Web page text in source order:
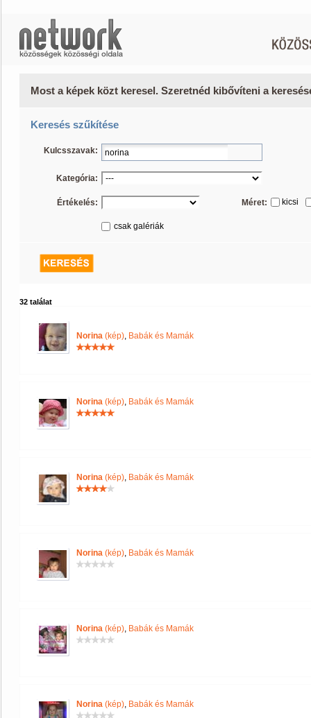
Most a képek közt keresel. Szeretnéd kibővíteni a
Keresés szűkítése
Kulcsszavak:
Kategória:
Értékelés: Méret: kicsi
csak galériák
32 találat
Norina (kép), Babák és Mamák
Norina (kép), Babák és Mamák
Norina (kép), Babák és Mamák
Norina (kép), Babák és Mamák
Norina (kép), Babák és Mamák
Norina (kép), Babák és Mamák